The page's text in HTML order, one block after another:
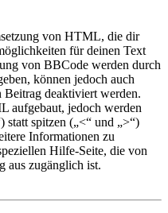
von HTML, die dir
für deinen Text
von BBCode werden durch
können jedoch auch
deaktiviert werden.
aufgebaut, jedoch werden
statt spitzen („<“ und „>“)
Informationen zu
Hilfe-Seite, die von
aus zugänglich ist.